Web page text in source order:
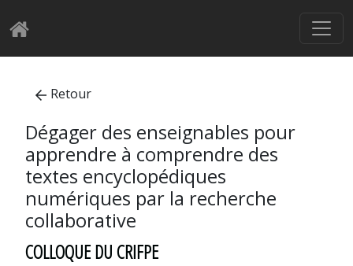
Retour
Dégager des enseignables pour
apprendre à comprendre des
textes encyclopédiques
numériques par la recherche
collaborative
COLLOQUE DU CRIFPE